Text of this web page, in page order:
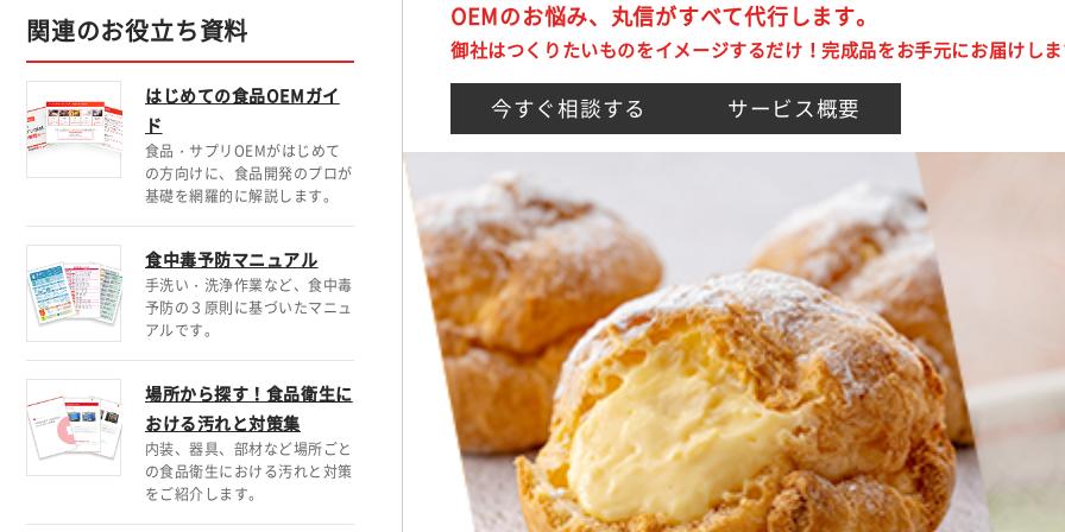
関連のお役立ち資料
はじめての食品OEMガイ
ド
食品・サプリOEMがはじめて
の方向けに、食品開発のプロが
基礎を網羅的に解説します。
食中毒予防マニュアル
手洗い・洗浄作業など、食中毒
予防の３原則に基づいたマニュ
アルです。
場所から探す！食品衛生に
おける汚れと対策集
内装、器具、部材など場所ごと
の食品衛生における汚れと対策
をご紹介します。
OEMのお悩み、丸信がすべて代行します。
御社はつくりたいものをイメージするだけ！完成品をお手元にお届けし
今すぐ相談する サービス概要